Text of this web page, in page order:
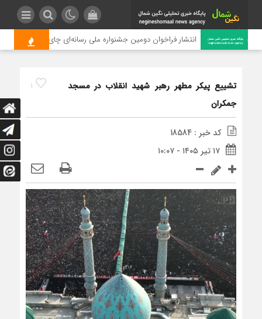
انتشار فراخوان دومین جشنواره ملی رسانه‌ای چای
1
تشییع پیکر مطهر رهبر شهید انقلاب در مسجد
جمکران
کد خبر : 18584
۱۷ تیر ۱۴۰۵ - ۱۰:۰۷